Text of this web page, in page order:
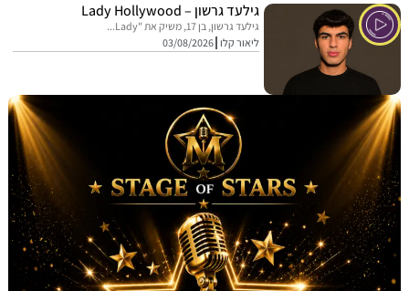
גילעד גרשון – Lady Hollywood
גילעד גרשון, בן 17, משיק את "Lady...
ליאור קלו 03/08/2026